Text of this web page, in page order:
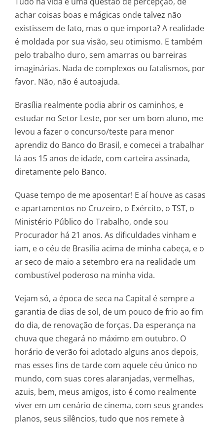
achar coisas boas e mágicas onde talvez não
existissem de fato, mas o que importa? A realidade
é moldada por sua visão, seu otimismo. E também
pelo trabalho duro, sem amarras ou barreiras
imaginárias. Nada de complexos ou fatalismos, por
favor. Não, não é autoajuda.
Brasília realmente podia abrir os caminhos, e
estudar no Setor Leste, por ser um bom aluno, me
levou a fazer o concurso/teste para menor
aprendiz do Banco do Brasil, e comecei a trabalhar
lá aos 15 anos de idade, com carteira assinada,
diretamente pelo Banco.
Quase tempo de me aposentar! E aí houve as casas
e apartamentos no Cruzeiro, o Exército, o TST, o
Ministério Público do Trabalho, onde sou
Procurador há 21 anos. As dificuldades vinham e
iam, e o céu de Brasília acima de minha cabeça, e o
ar seco de maio a setembro era na realidade um
combustível poderoso na minha vida.
Vejam só, a época de seca na Capital é sempre a
garantia de dias de sol, de um pouco de frio ao fim
do dia, de renovação de forças. Da esperança na
chuva que chegará no máximo em outubro. O
horário de verão foi adotado alguns anos depois,
mas esses fins de tarde com aquele céu único no
mundo, com suas cores alaranjadas, vermelhas,
azuis, bem, meus amigos, isto é como realmente
viver em um cenário de cinema, com seus grandes
planos, seus silêncios, tudo que nos remete à